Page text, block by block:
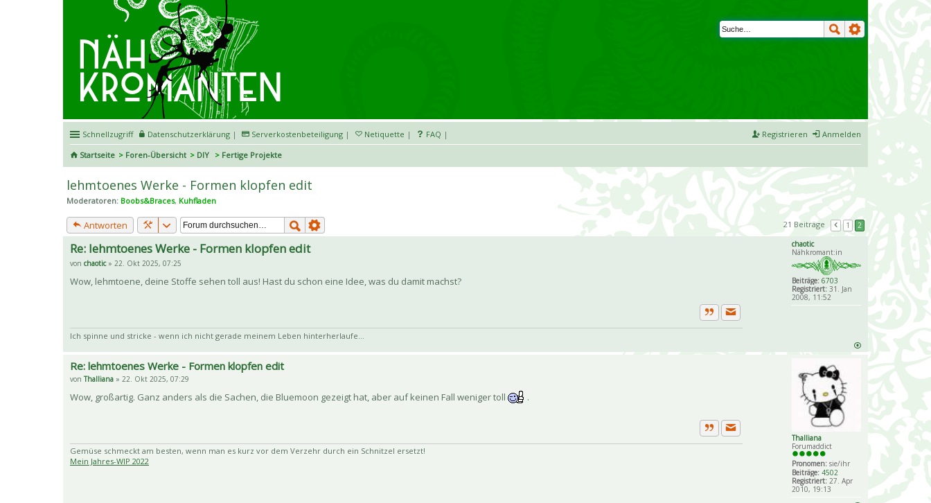
Schnellzugriff Datenschutzerklärung | Serverkostenbeteiligung | Netiquette | FAQ | Anmelden
Registrieren
Startseite
Foren-Übersicht DIY Fertige Projekte
lehmtoenes Werke - Formen klopfen edit
Moderatoren: Boobs&Braces, Kuhfladen
Antworten 21 Beiträge 1
2
chaotic
Nähkromant:in
Beiträge: 6703
Registriert: 31. Jan
2008, 11:52
Re: lehmtoenes Werke - Formen klopfen edit
von chaotic» 22. Okt 2025, 07:25
Wow, lehmtoene, deine Stoffe sehen toll aus! Hast du schon eine Idee, was du damit machst?
ZitatPrivate Nachricht senden
Ich spinne und stricke - wenn ich nicht gerade meinem Leben hinterherlaufe...
Thalliana
Forumaddict
Pronomen: sie/ihr
Beiträge: 4502
Registriert: 27. Apr
2010, 19:13
Re: lehmtoenes Werke - Formen klopfen edit
vonThalliana » 22. Okt 2025, 07:29
Wow, großartig. Ganz anders als die Sachen, die Bluemoon gezeigt hat, aber auf keinen Fall weniger toll .
ZitatPrivate Nachricht senden
Gemüse schmeckt am besten, wenn man es kurz vor dem Verzehr durch ein Schnitzel ersetzt!
Mein Jahres-WIP 2022